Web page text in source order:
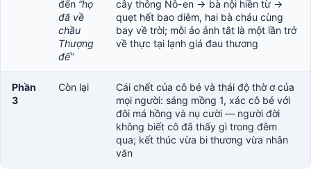
đến “họ
đã về
chầu
Thượng
đế”
cây thông Nô-en → bà nội hiền từ →
quẹt hết bao diêm, hai bà cháu cùng
bay về trời; mỗi ảo ảnh tắt là một lần trở
về thực tại lạnh giá đau thương
Phần
3
Còn lại
Cái chết của cô bé và thái độ thờ ơ của
mọi người: sáng mồng 1, xác cô bé với
đôi má hồng và nụ cười — người đời
không biết cô đã thấy gì trong đêm
qua; kết thúc vừa bi thương vừa nhân
văn